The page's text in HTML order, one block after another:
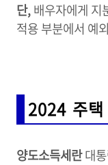
단,배우자에게 지
적용 부분에서 예
2024 주택
양도소득세란대통